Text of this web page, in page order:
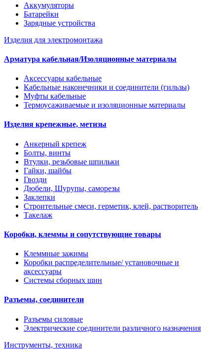
Аккумуляторы
Батарейки
Зарядные устройства
Изделия для электромонтажа
Арматура кабельная/Изоляционные материалы
Аксессуары кабельные
Кабельные наконечники и соединители (гильзы)
Муфты кабельные
Термоусаживаемые и изоляционные материалы
Изделия крепежные, метизы
Анкерный крепеж
Болты, винты
Втулки, резьбовые шпильки
Гайки, шайбы
Гвозди
Дюбели, Шурупы, саморезы
Заклепки
Строительные смеси, герметик, клей, растворитель
Такелаж
Коробки, клеммы и сопутствующие товары
Клеммные зажимы
Коробки распределительные/ установочные и
аксессуары
Системы сборных шин
Разъемы, соединители
Разъемы силовые
Электрические соединители различного назначения
Инструменты, техника